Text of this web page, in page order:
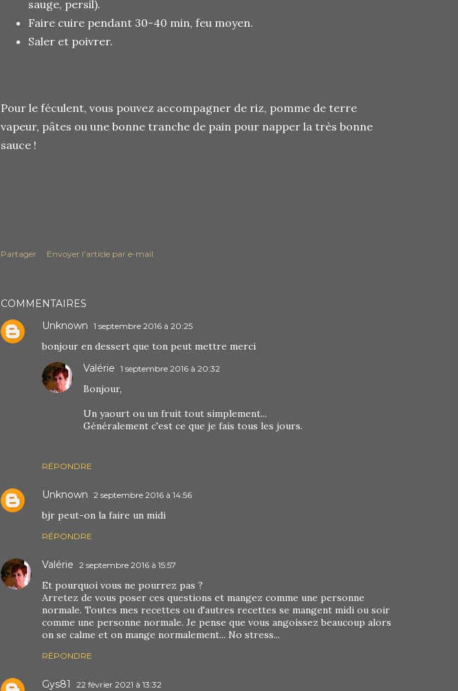
sauge, persil).
Faire cuire pendant 30-40 min, feu moyen.
Saler et poivrer.
Pour le féculent, vous pouvez accompagner de riz, pomme de terre
vapeur, pâtes ou une bonne tranche de pain pour napper la très bonne
sauce !
Partager Envoyer l'article par e-mail
COMMENTAIRES
Unknown 1 septembre 2016 à 20:25
bonjour en dessert que ton peut mettre merci
RÉPONDRE
Valérie 1 septembre 2016 à 20:32
Bonjour,
Un yaourt ou un fruit tout simplement...
Généralement c'est ce que je fais tous les jours.
Unknown 2 septembre 2016 à 14:56
bjr peut-on la faire un midi
RÉPONDRE
Valérie 2 septembre 2016 à 15:57
Et pourquoi vous ne pourrez pas ?
Arretez de vous poser ces questions et mangez comme une personne
normale. Toutes mes recettes ou d'autres recettes se mangent midi ou soir
comme une personne normale. Je pense que vous angoissez beaucoup alors
on se calme et on mange normalement... No stress...
RÉPONDRE
Gys81 22 février 2021 à 13:32